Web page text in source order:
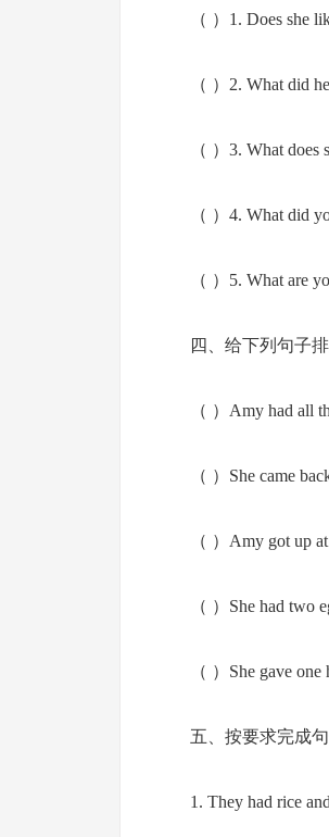
（ ）1. Does she
（ ）2. What did
（ ）3. What does
（ ）4. What did
（ ）5. What are
四、给下列句子排
（ ）Amy had all
（ ）She came
（ ）Amy got up
（ ）She had two
（ ）She gave
五、按要求完成句
1. They had rice